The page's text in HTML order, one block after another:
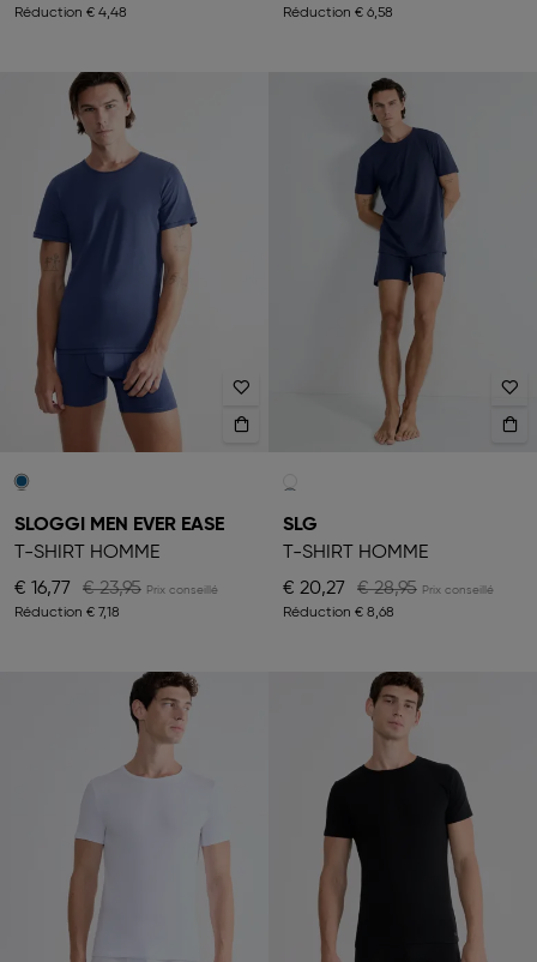
Réduction € 4,48 Réduction € 6,58
SLOGGI MEN EVER EASE
T-SHIRT HOMME
€ 16,77
€ 23,95
Réduction € 7,18
SLG
T-SHIRT HOMME
€ 20,27
€ 28,95
Réduction € 8,68